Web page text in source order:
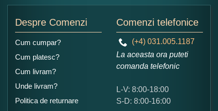
Ce nota acordati acestui produs?
5
Despre Comenzi
Cum cumpar?
Cum platesc?
Cum livram?
Unde livram?
Politica de returnare
Comenzi telefonice
(+4) 031.005.1187
La aceasta ora puteti
comanda telefonic
L-V: 8:00-18:00
S-D: 8:00-16:00